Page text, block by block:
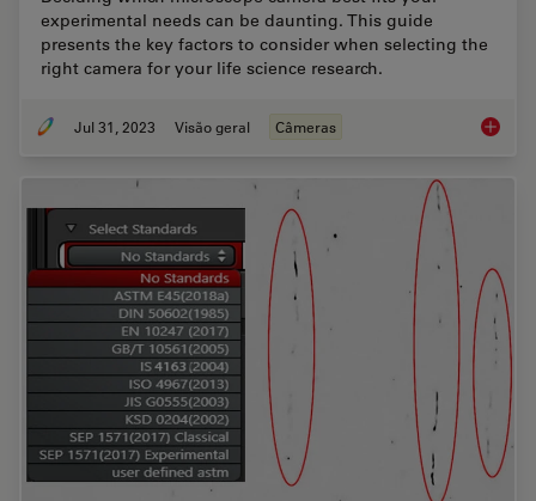
experimental needs can be daunting. This guide
presents the key factors to consider when selecting the
right camera for your life science research.
Jul 31, 2023 Visão geral Câmeras Life